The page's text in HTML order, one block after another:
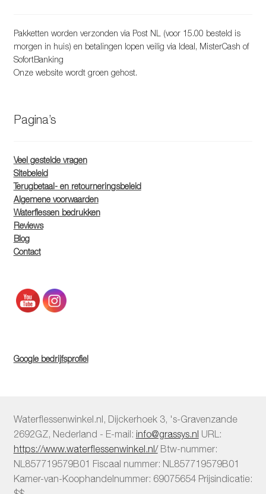
Pakketten worden verzonden via Post NL (voor 15.00 besteld is
morgen in huis) en betalingen lopen veilig via Ideal, MisterCash of
SofortBanking
Onze website wordt groen gehost.
Pagina’s
Veel gestelde vragen
Sitebeleid
Terugbetaal- en retourneringsbeleid
Algemene voorwaarden
Waterflessen bedrukken
Reviews
Blog
Contact
Google bedrijfsprofiel
Waterflessenwinkel.nl, Dijckerhoek 3, 's-Gravenzande
2692GZ, Nederland - E-mail: info@grassys.nl URL:
https://www.waterflessenwinkel.nl/ Btw-nummer:
NL857719579B01 Fiscaal nummer: NL857719579B01
Kamer-van-Koophandelnummer: 69075654 Prijsindicatie: